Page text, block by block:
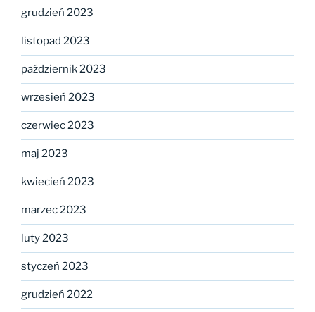
grudzień 2023
listopad 2023
październik 2023
wrzesień 2023
czerwiec 2023
maj 2023
kwiecień 2023
marzec 2023
luty 2023
styczeń 2023
grudzień 2022